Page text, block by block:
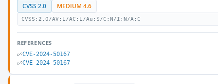
CVSS 2.0 MEDIUM 4.6
CVSS:2.0/AV:L/AC:L/Au:S/C:N/I:N/A:C
REFERENCES
CVE-2024-50167
CVE-2024-50167